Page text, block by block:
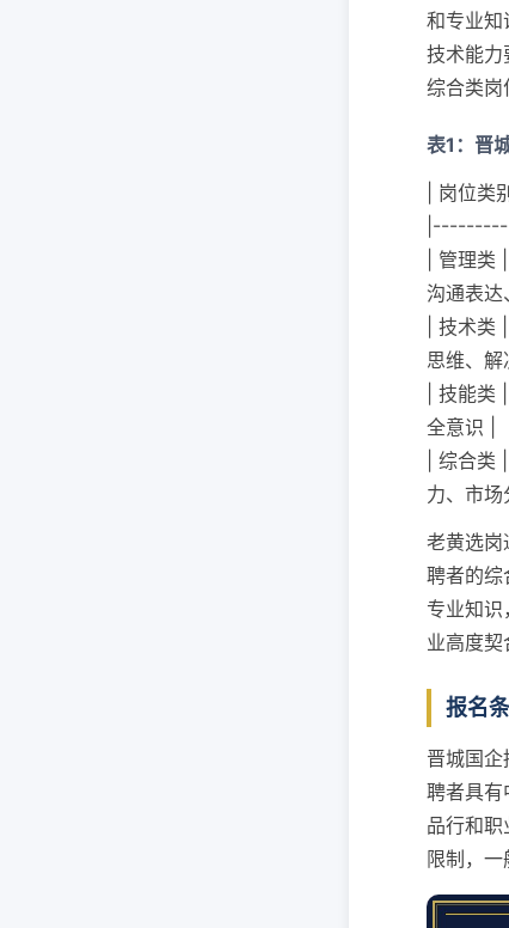
和专业知
技术能力
综合类岗
表1：晋
| 岗位
| 管理
沟通表达
| 技术
思维、解
| 技能
全意识 |
| 综合
力、市场
老黄选岗
聘者的综
专业知
业高度契
报名
晋城国
聘者具有
品行和
限制，